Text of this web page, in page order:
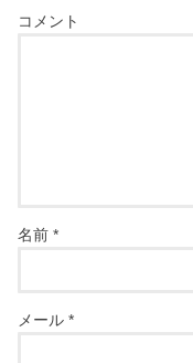
コメント
名前*
メール*